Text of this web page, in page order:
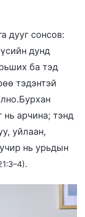
дууг сонсов:
дунд
ба тэд
тэдэнтэй
нь арчина; тэнд
уйлаан,
нь урьдын
.